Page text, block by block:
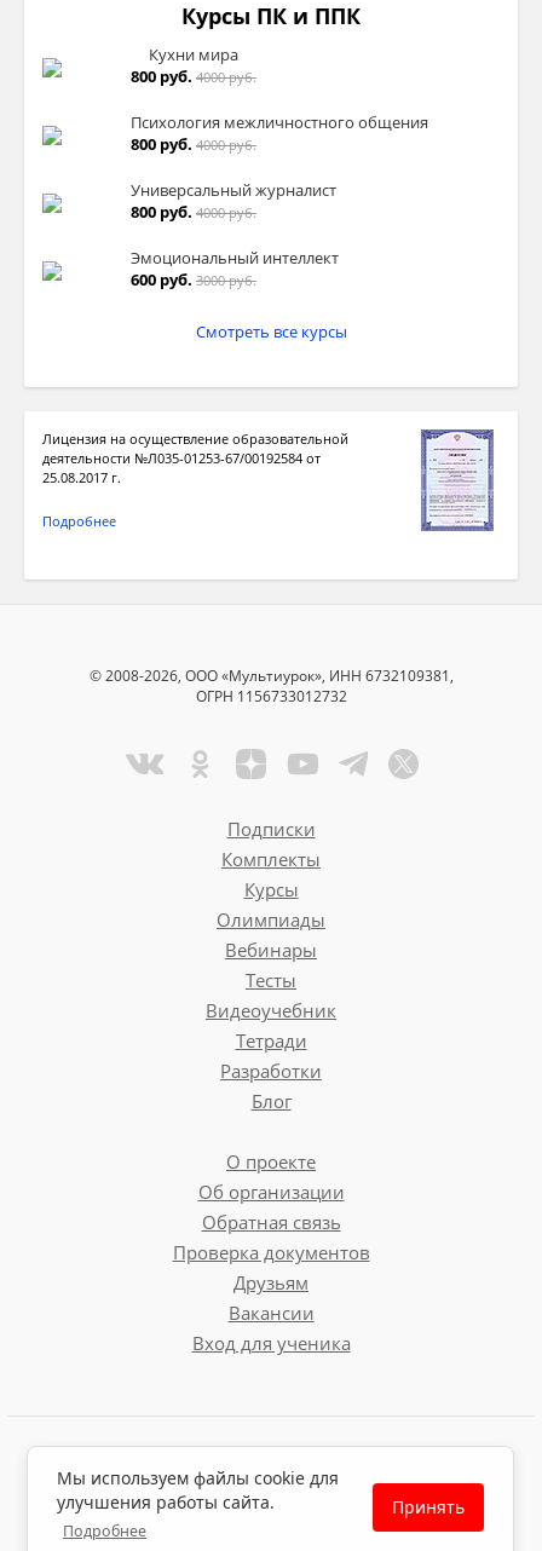
Курсы ПК и ППК
Кухни мира
800 руб. 4000 руб.
Психология межличностного общения
800 руб. 4000 руб.
Универсальный журналист
800 руб. 4000 руб.
Эмоциональный интеллект
600 руб. 3000 руб.
Смотреть все курсы
Лицензия на осуществление образовательной
деятельности №Л035-01253-67/00192584 от
25.08.2017 г.
Подробнее
© 2008-2026, ООО «Мультиурок», ИНН 6732109381,
ОГРН 1156733012732
Подписки
Комплекты
Курсы
Олимпиады
Вебинары
Тесты
Видеоучебник
Тетради
Разработки
Блог
О проекте
Об организации
Обратная связь
Проверка документов
Друзьям
Вакансии
Вход для ученика
Политика обработки персональных данных
Политика использования файлов cookie
Мы используем файлы cookie для
улучшения работы сайта.
Подробнее
Принять